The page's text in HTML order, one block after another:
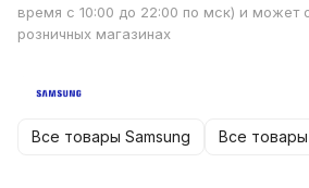
время с 10:00 до 22:00 по мск) и может
розничных магазинах
Все товары Samsung Все товары